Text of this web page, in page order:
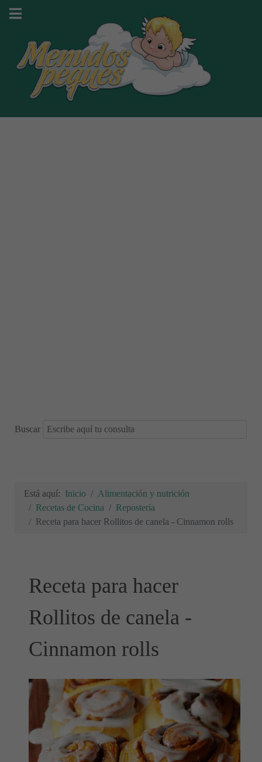
Buscar
Está aquí: Inicio
Alimentación y nutrición
Recetas de Cocina
Repostería
Receta para hacer Rollitos de canela - Cinnamon rolls
Receta para hacer
Rollitos de canela -
Cinnamon rolls